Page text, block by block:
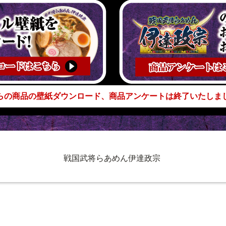
の商品の壁紙ダウンロード、商品アンケートは終了いたしま
戦国武将らあめん伊達政宗